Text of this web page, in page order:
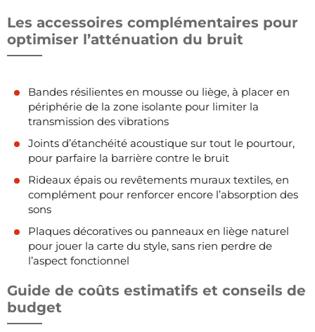
Les accessoires complémentaires pour
optimiser l’atténuation du bruit
Bandes résilientes en mousse ou liège, à placer en
périphérie de la zone isolante pour limiter la
transmission des vibrations
Joints d’étanchéité acoustique sur tout le pourtour,
pour parfaire la barrière contre le bruit
Rideaux épais ou revêtements muraux textiles, en
complément pour renforcer encore l’absorption des
sons
Plaques décoratives ou panneaux en liège naturel
pour jouer la carte du style, sans rien perdre de
l’aspect fonctionnel
Guide de coûts estimatifs et conseils de
budget